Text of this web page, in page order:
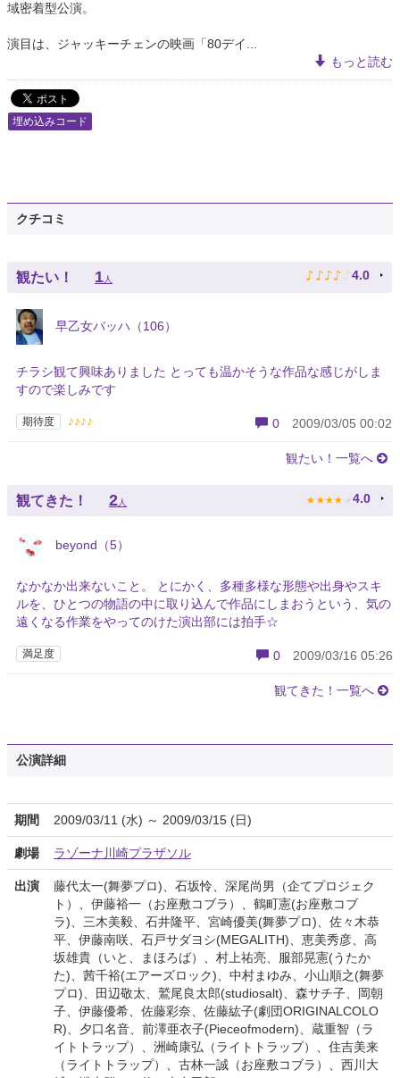
域密着型公演。
演目は、ジャッキーチェンの映画「80デイ...
もっと読む
埋め込みコード
クチコミ
観たい！ 1人 ♪ ♪ ♪ ♪ ♪ 4.0
早乙女バッハ（106）
チラシ観て興味ありました とっても温かそうな作品な感じがしま
すので楽しみです
期待度 ♪♪♪♪ 0 2009/03/05 00:02
観たい！一覧へ
観てきた！ 2 人 ★ ★ ★ ★ ★ 4.0
beyond（5）
なかなか出来ないこと。 とにかく、多種多様な形態や出身やスキ
ルを、ひとつの物語の中に取り込んで作品にしまおうという、気の
遠くなる作業をやってのけた演出部には拍手☆
満足度 0 2009/03/16 05:26
観てきた！一覧へ
公演詳細
期間 2009/03/11 (水) ～ 2009/03/15 (日)
劇場 ラゾーナ川崎プラザソル
出演
藤代太一(舞夢プロ)、石坂怜、深尾尚男（企てプロジェク
ト）、伊藤裕一（お座敷コブラ）、鶴町憲(お座敷コブ
ラ)、三木美毅、石井隆平、宮崎優美(舞夢プロ)、佐々木恭
平、伊藤南咲、石戸サダヨシ(MEGALITH)、恵美秀彦、高
坂雄貴（いと、まほろば）、村上祐亮、服部晃憲(うたか
た)、茜千裕(エアーズロック)、中村まゆみ、小山順之(舞夢
プロ)、田辺敬太、鷲尾良太郎(studiosalt)、森サチ子、岡朝
子、伊藤優希、佐藤彩奈、佐藤紘子(劇団ORIGINALCOLO
R)、夕口名音、前澤亜衣子(Pieceofmodern)、蔵重智（ラ
イトトラップ）、洲崎康弘（ライトトラップ）、住吉美来
（ライトトラップ）、古林一誠（お座敷コブラ）、西川大